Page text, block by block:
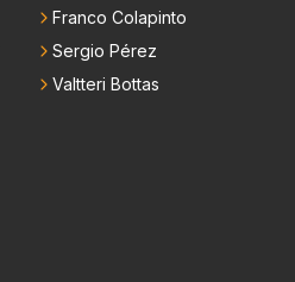
Franco Colapinto
Sergio Pérez
Valtteri Bottas